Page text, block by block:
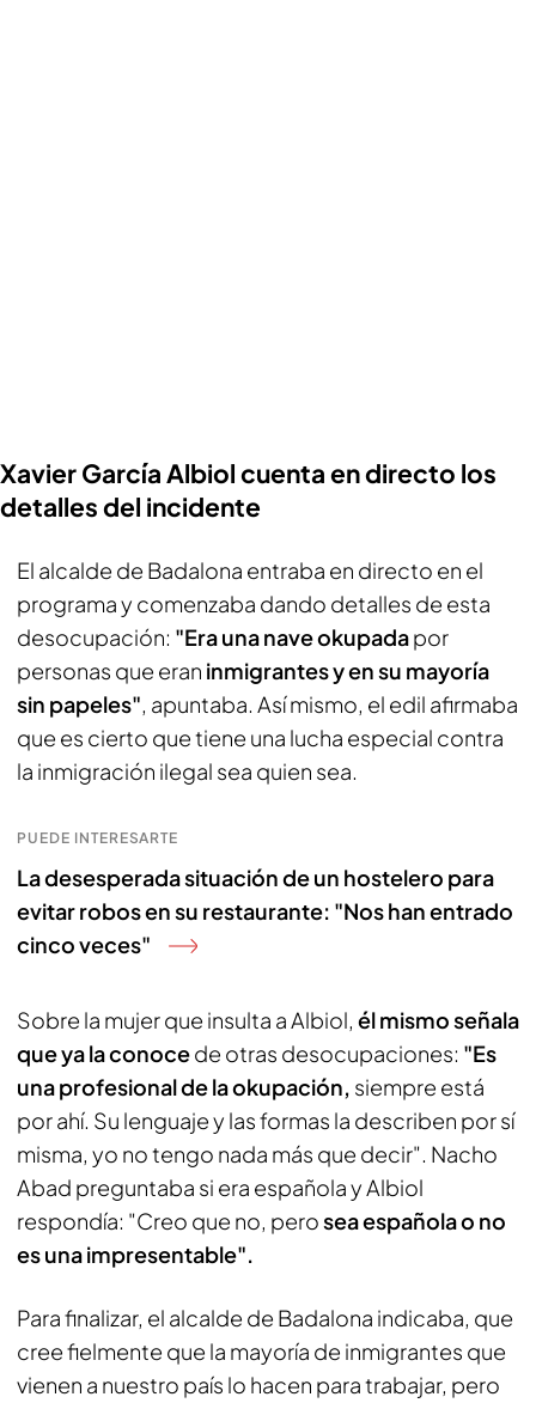
Xavier García Albiol cuenta en directo los
detalles del incidente
El alcalde de Badalona entraba en directo en el
programa y comenzaba dando detalles de esta
desocupación: "Era una nave okupadapor
personas que eran inmigrantes y en su mayoría
sin papeles", apuntaba. Así mismo, el edil afirmaba
que es cierto que tiene una lucha especial contra
la inmigración ilegal sea quien sea.
PUEDE INTERESARTE
La desesperada situación de un hostelero para
evitar robos en su restaurante: "Nos han entrado
cinco veces"
Sobre la mujer que insulta a Albiol, él mismo señala
que ya la conocede otras desocupaciones: "Es
una profesional de la okupación, siempre está
por ahí. Su lenguaje y las formas la describen por sí
misma, yo no tengo nada más que decir". Nacho
Abad preguntaba si era española y Albiol
respondía: "Creo que no, perosea española o no
es una impresentable".
Para finalizar, el alcalde de Badalona indicaba, que
cree fielmente que la mayoría de inmigrantes que
vienen a nuestro país lo hacen para trabajar, pero